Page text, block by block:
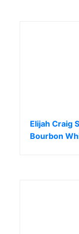
Elijah Craig
Bourbon